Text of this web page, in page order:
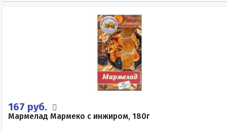
167 руб.
Мармелад Мармеко с инжиром, 180г